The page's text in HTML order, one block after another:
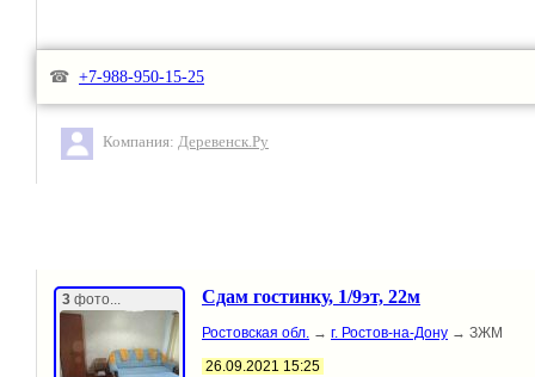
☎ +7-988-950-15-25
Компания: Деревенск.Ру
3 фото... Сдам гостинку, 1/9эт, 22м
Ростовская обл. → г. Ростов-на-Дону → ЗЖМ
26.09.2021 15:25